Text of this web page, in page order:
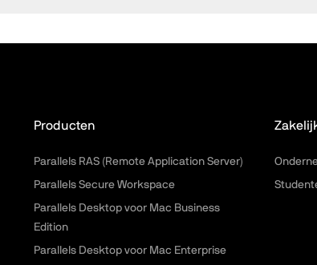
Producten
Parallels RAS (Remote Application Server)
Parallels Secure Workspace
Parallels Desktop voor Mac Business
Edition
Parallels Desktop voor Mac Enterprise